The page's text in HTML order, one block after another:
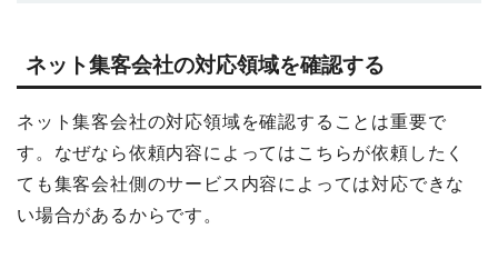
ネット集客会社の対応領域を確認する
ネット集客会社の対応領域を確認することは重要で
す。なぜなら依頼内容によってはこちらが依頼したく
ても集客会社側のサービス内容によっては対応できな
い場合があるからです。